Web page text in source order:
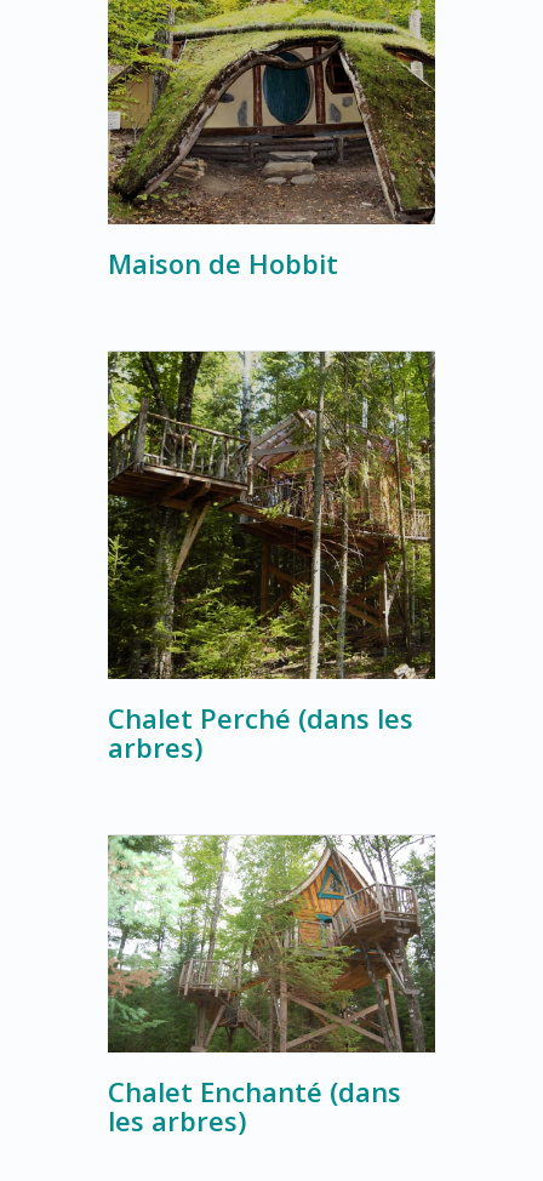
Maison de Hobbit
Chalet Perché (dans les
arbres)
Chalet Enchanté (dans
les arbres)